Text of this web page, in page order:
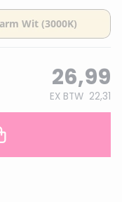
26,99
EX BTW 22,31